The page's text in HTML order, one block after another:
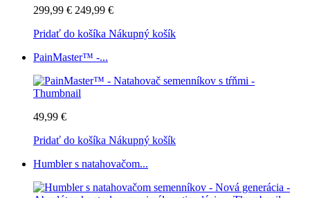
299,99 € 249,99 €
Pridať do košíka Nákupný košík
PainMaster™ -...
49,99 €
Pridať do košíka Nákupný košík
Humbler s natahovačom...